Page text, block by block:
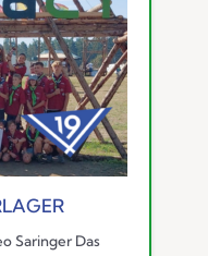
Saringer Das